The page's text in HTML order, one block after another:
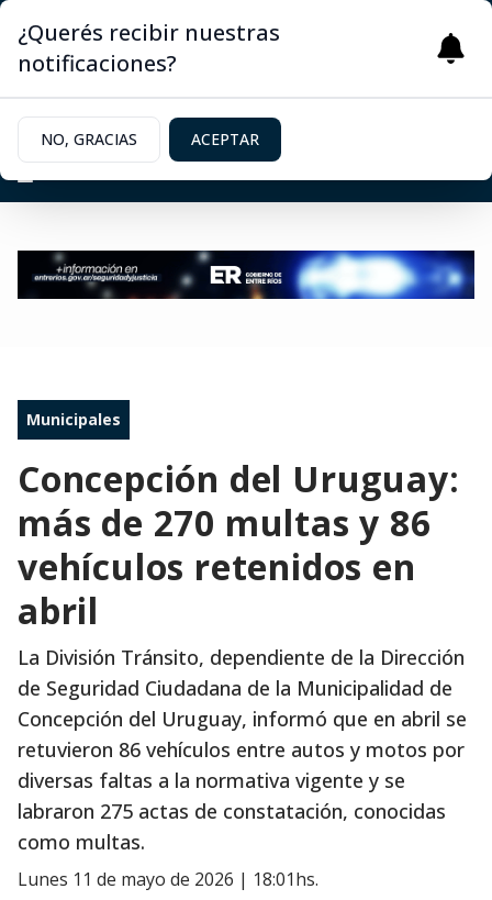
Municipales
Concepción del Uruguay:
más de 270 multas y 86
vehículos retenidos en
abril
La División Tránsito, dependiente de la Dirección
de Seguridad Ciudadana de la Municipalidad de
Concepción del Uruguay, informó que en abril se
retuvieron 86 vehículos entre autos y motos por
diversas faltas a la normativa vigente y se
labraron 275 actas de constatación, conocidas
como multas.
lunes 11 de mayo de 2026 | 18:01hs.
¿Querés recibir nuestras
notificaciones?
NO, GRACIAS ACEPTAR